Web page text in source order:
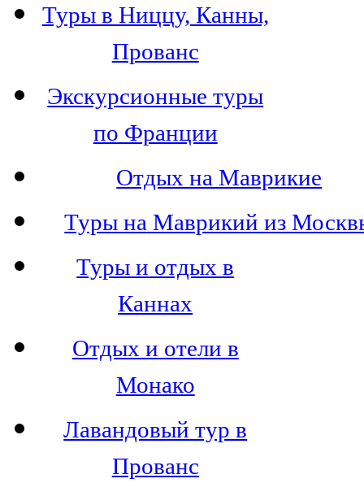
Туры в Ниццу, Канны,
Прованс
Экскурсионные туры
по Франции
Отдых на Маврикие
Туры на Маврикий из
Туры и отдых в
Каннах
Отдых и отели в
Монако
Лавандовый тур в
Прованс